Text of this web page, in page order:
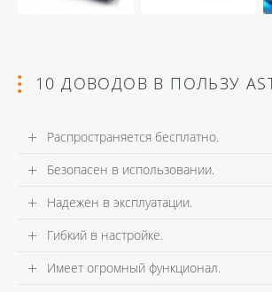
10 ДОВОДОВ В ПОЛЬЗУ
Распространяется бесплатно.
Безопасен в использовании.
Надежен в эксплуатации.
Гибкий в настройке.
Имеет огромный функционал.